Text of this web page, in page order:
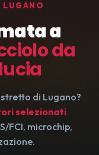
LUGANO
a
da
di Lugano?
selezionati
FCI, microchip,